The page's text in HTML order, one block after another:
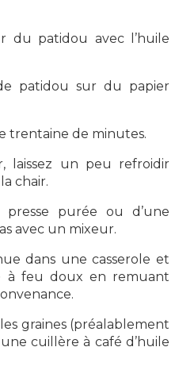
du patidou avec l’huile
patidou sur du papier
trentaine de minutes.
laissez un peu refroidir
chair.
presse purée ou d’une
avec un mixeur.
dans une casserole et
à feu doux en remuant
graines (préalablement
cuillère à café d’huile